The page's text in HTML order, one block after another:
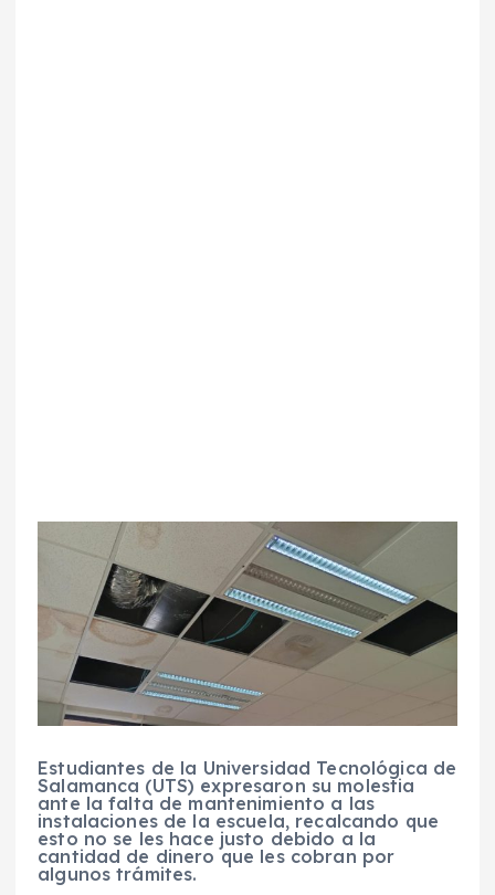
Estudiantes de la Universidad Tecnológica de
Salamanca (UTS) expresaron su molestia
ante la falta de mantenimiento a las
instalaciones de la escuela, recalcando que
esto no se les hace justo debido a la
cantidad de dinero que les cobran por
algunos trámites.